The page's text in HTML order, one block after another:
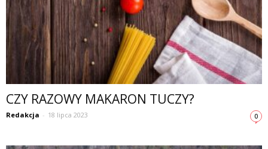
CZY RAZOWY MAKARON TUCZY?
Redakcja - 18 lipca 2023 0